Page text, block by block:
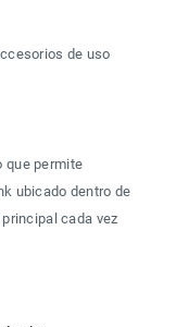
de uso
que permite
ubicado dentro de
cada vez